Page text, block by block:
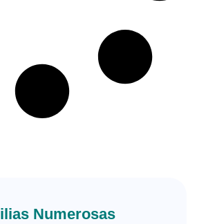
Numerosas